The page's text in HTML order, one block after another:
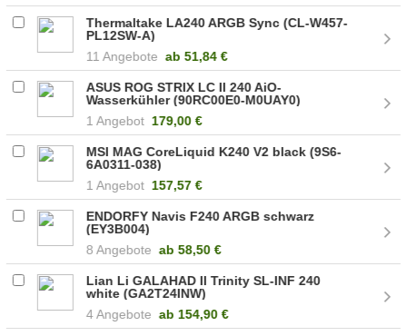
Thermaltake LA240 ARGB Sync (CL-W457-
PL12SW-A)
11 Angebote ab 51,84 €
ASUS ROG STRIX LC II 240 AiO-
Wasserkühler (90RC00E0-M0UAY0)
1 Angebot 179,00 €
MSI MAG CoreLiquid K240 V2 black (9S6-
6A0311-038)
1 Angebot 157,57 €
ENDORFY Navis F240 ARGB schwarz
(EY3B004)
8 Angebote ab 58,50 €
Lian Li GALAHAD II Trinity SL-INF 240
white (GA2T24INW)
4 Angebote ab 154,90 €